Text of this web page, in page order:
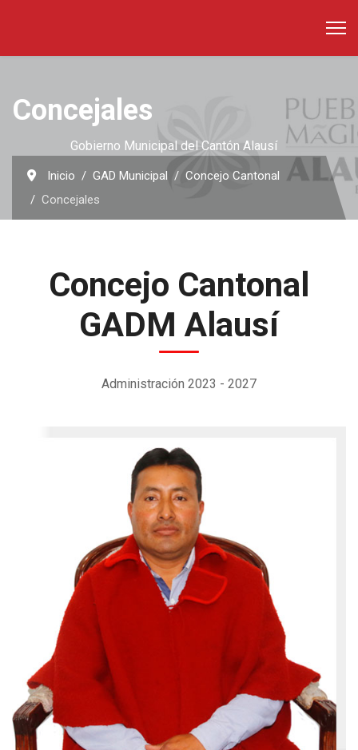
Concejales
Gobierno Municipal del Cantón Alausí
Inicio GAD Municipal
Concejo Cantonal
Concejales
Concejo Cantonal
GADM Alausí
Administración 2023 - 2027